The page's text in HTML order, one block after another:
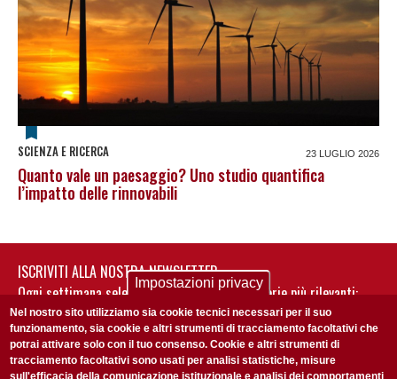
SCIENZA E RICERCA 23 LUGLIO 2026
Quanto vale un paesaggio? Uno studio quantifica
l’impatto delle rinnovabili
ISCRIVITI ALLA NOSTRA NEWSLETTER
Ogni settimana selezioniamo per te nostre storie più rilevanti:
non perderti gli aggiornamenti della nostra newsletter
Impostazioni privacy
Nel nostro sito utilizziamo sia cookie tecnici necessari per il suo
funzionamento, sia cookie e altri strumenti di tracciamento facoltativi che
potrai attivare solo con il tuo consenso. Cookie e altri strumenti di
tracciamento facoltativi sono usati per analisi statistiche, misure
sull'efficacia della comunicazione istituzionale e analisi dei comportamenti